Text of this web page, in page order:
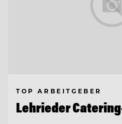
TOP ARBEITGEBER
Lehrieder